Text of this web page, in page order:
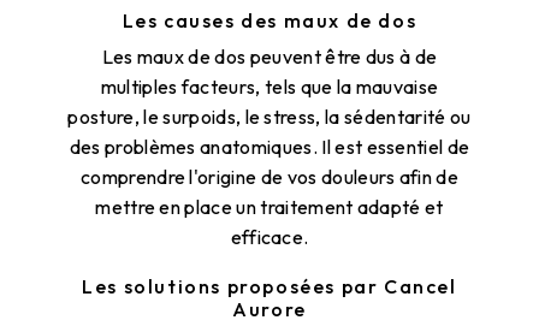
Les causes des maux de dos
Les maux de dos peuvent être dus à de
multiples facteurs, tels que la mauvaise
posture, le surpoids, le stress, la sédentarité ou
des problèmes anatomiques. Il est essentiel de
comprendre l'origine de vos douleurs afin de
mettre en place un traitement adapté et
efficace.
Les solutions proposées par Cancel
Aurore